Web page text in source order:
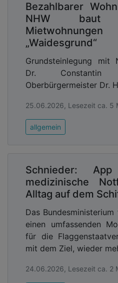
Bezahlbarer
NHW baut
„Waidesgrund“
Grundsteinlegung mit
Dr. Constantin
Oberbürgermeister Dr.
25.06.2026, Lesezeit ca. 5
allgemein
Schnieder:
medizinische
Alltag auf dem
Das
einen umfassenden
für die
mit dem Ziel, wieder
24.06.2026, Lesezeit ca. 2